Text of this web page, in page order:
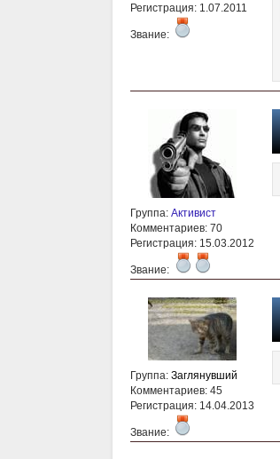
Регистрация: 1.07.2011
Звание:
Группа: Активист
Комментариев: 70
Регистрация: 15.03.2012
Звание:
Группа: Заглянувший
Комментариев: 45
Регистрация: 14.04.2013
Звание: